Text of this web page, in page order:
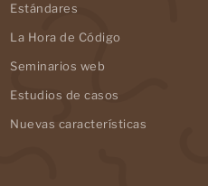
Estándares
La Hora de Código
Seminarios web
Estudios de casos
Nuevas características